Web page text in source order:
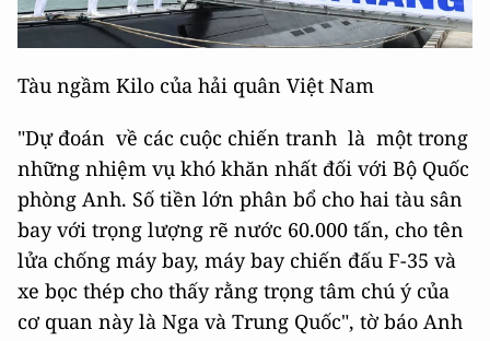
Tàu ngầm Kilo của hải quân Việt Nam
"Dự đoán về các cuộc chiến tranh là một trong
những nhiệm vụ khó khăn nhất đối với Bộ Quốc
phòng Anh. Số tiền lớn phân bổ cho hai tàu sân
bay với trọng lượng rẽ nước 60.000 tấn, cho tên
lửa chống máy bay, máy bay chiến đấu F-35 và
xe bọc thép cho thấy rằng trọng tâm chú ý của
cơ quan này là Nga và Trung Quốc", tờ báo Anh